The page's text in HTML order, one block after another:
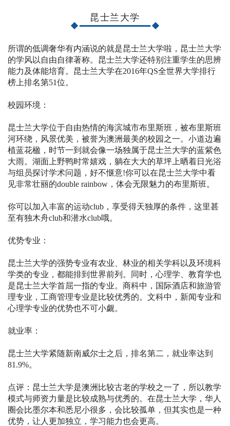
昆士兰大学
所谓的低调奢华有内涵说的就是昆士兰大学啦，昆士兰大学
的学风以自由自律著称。昆士兰大学还特别注重学生的思辨
能力及体能培育。昆士兰大学在2016年QS全世界大学排行
榜上排名第51位。
校园环境：
昆士兰大学位于自由热情的海滨城市布里斯班，被布里斯班
河环绕，风景优美，被誉为澳洲最美的校园之一。小道边遍
植蓝花楹，时节一到就会像一场独属于昆士兰大学的蓝紫色
大雨。湖面上野鸭时常嬉戏，躺在大大的草坪上晒着日光浴
与组员探讨学术问题，好不惬意!你可以在昆士兰大学中看
见非常壮丽的double rainbow，体会无限魅力的布里斯班。
你可以加入丰富的运动club，享受得天独厚的条件，这里甚
至有独木舟club和潜水club哦。
优势专业：
昆士兰大学的强势专业有农业、林业的相关学科以及环境科
学类的专业，都能排到世界前列。同时，心理学、教育学也
是昆士兰大学首屈一指的专业。商科中，国际酒店和旅游管
理专业，工商管理专业是比较优秀的。文科中，新闻专业和
心理学专业的优势也不可小觑。
就业率：
昆士兰大学紧随新南威尔士之后，排名第二，就业率达到
81.9%。
点评：昆士兰大学是澳洲比较古老的学校之一了，所以教学
模式与师资力量是比较成熟与优秀的。在昆士兰大学，华人
圈会比墨尔本和悉尼小很多，会比较孤单，但其实也是一种
优势，让人更加独立，学习能力也会更高。